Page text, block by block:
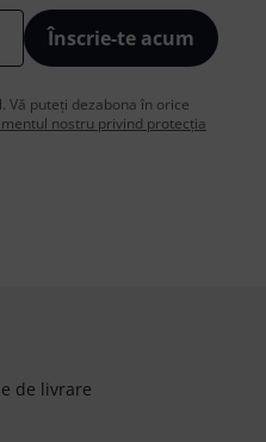
Înscrie-te acum
Vă puteți dezabona în orice
nostru privind protecția
de livrare